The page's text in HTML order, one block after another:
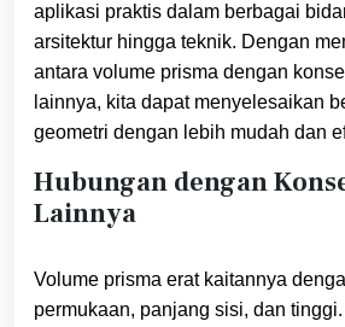
aplikasi praktis dalam berbagai
arsitektur hingga teknik. Dengan
antara volume prisma dengan
lainnya, kita dapat menyelesaikan
geometri dengan lebih mudah dan
Hubungan dengan
Lainnya
Volume prisma erat kaitannya
permukaan, panjang sisi, dan